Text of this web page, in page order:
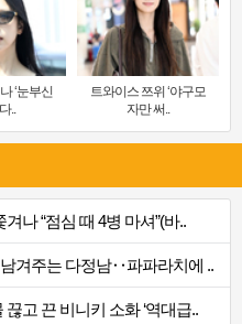
‘눈부신
..
트와이스 쯔위 ‘야구모
자만 써..
나 “점심 때 4병 마셔”(바..
겨주는 다정남‥파파라치에 ..
고 끈 비니키 소화 ‘역대급..